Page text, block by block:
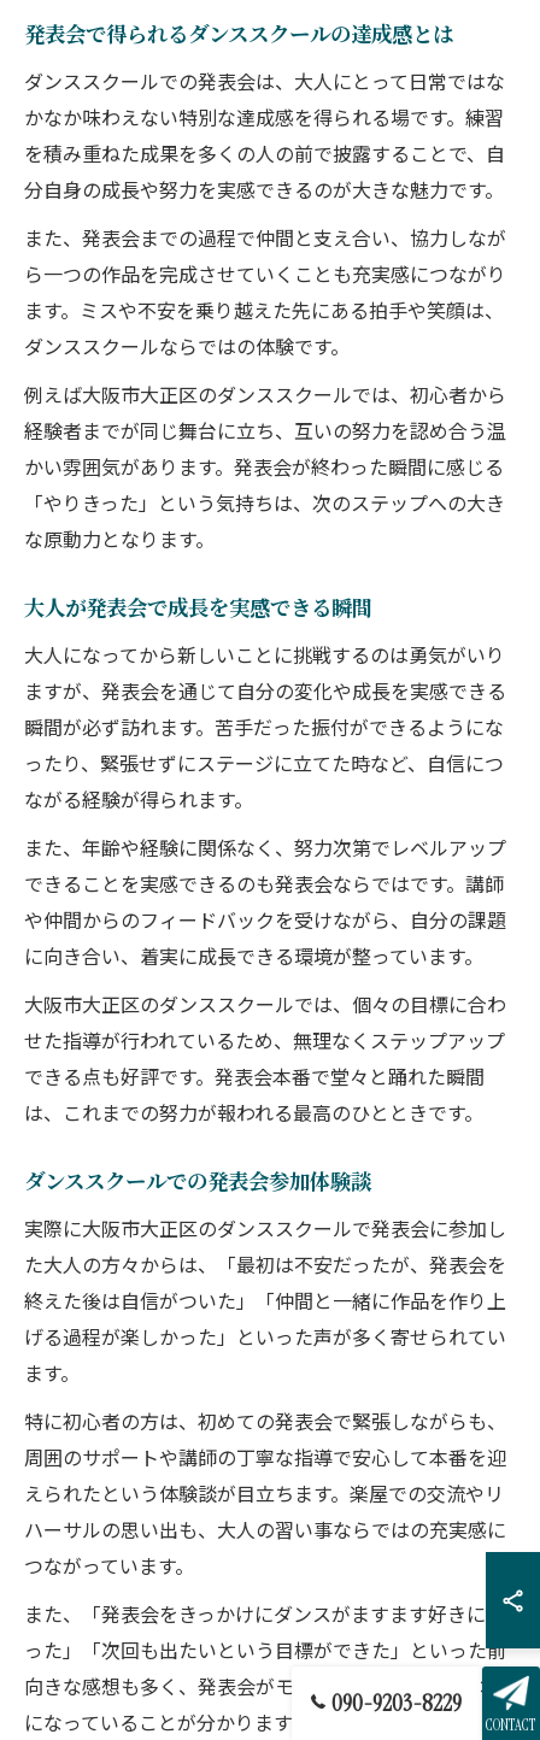
発表会で得られるダンススクールの達成感とは
ダンススクールでの発表会は、大人にとって日常ではな
かなか味わえない特別な達成感を得られる場です。練習
を積み重ねた成果を多くの人の前で披露することで、自
分自身の成長や努力を実感できるのが大きな魅力です。
また、発表会までの過程で仲間と支え合い、協力しなが
ら一つの作品を完成させていくことも充実感につながり
ます。ミスや不安を乗り越えた先にある拍手や笑顔は、
ダンススクールならではの体験です。
例えば大阪市大正区のダンススクールでは、初心者から
経験者までが同じ舞台に立ち、互いの努力を認め合う温
かい雰囲気があります。発表会が終わった瞬間に感じる
「やりきった」という気持ちは、次のステップへの大き
な原動力となります。
大人が発表会で成長を実感できる瞬間
大人になってから新しいことに挑戦するのは勇気がいり
ますが、発表会を通じて自分の変化や成長を実感できる
瞬間が必ず訪れます。苦手だった振付ができるようにな
ったり、緊張せずにステージに立てた時など、自信につ
ながる経験が得られます。
また、年齢や経験に関係なく、努力次第でレベルアップ
できることを実感できるのも発表会ならではです。講師
や仲間からのフィードバックを受けながら、自分の課題
に向き合い、着実に成長できる環境が整っています。
大阪市大正区のダンススクールでは、個々の目標に合わ
せた指導が行われているため、無理なくステップアップ
できる点も好評です。発表会本番で堂々と踊れた瞬間
は、これまでの努力が報われる最高のひとときです。
ダンススクールでの発表会参加体験談
実際に大阪市大正区のダンススクールで発表会に参加し
た大人の方々からは、「最初は不安だったが、発表会を
終えた後は自信がついた」「仲間と一緒に作品を作り上
げる過程が楽しかった」といった声が多く寄せられてい
ます。
特に初心者の方は、初めての発表会で緊張しながらも、
周囲のサポートや講師の丁寧な指導で安心して本番を迎
えられたという体験談が目立ちます。楽屋での交流やリ
ハーサルの思い出も、大人の習い事ならではの充実感に
つながっています。
また、「発表会をきっかけにダンスがますます好きにな
った」「次回も出たいという目標ができた」といった前
向きな感想も多く、発表会がモチベーションの大きな源
になっていることが分かります。
090-9203-8229
CONTACT